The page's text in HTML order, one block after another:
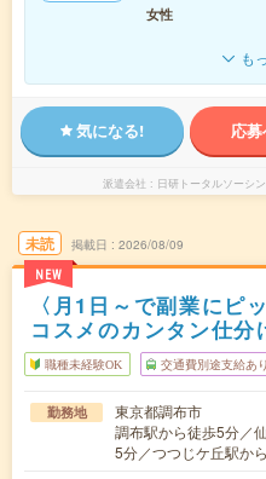
女性
も
気になる! 応
派遣会社 日研トータルソーシ
未読
NEW
掲載日 2026/08/09
〈月1日～で副業にピ
コスメのカンタン仕分
職種未経験OK 交通費別途支給あり
勤務地
東京都調布市
調布駅から徒歩5分／
5分／つつじケ丘駅か